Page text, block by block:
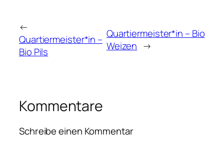
←
Quartiermeister*in –
Bio Pils
Quartiermeister*in – Bio
Weizen →
Kommentare
Schreibe einen Kommentar